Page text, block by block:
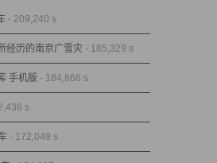
- 209,240 s
经历的南京广雪灾 - 185,329 s
手机版 - 184,866 s
s
- 172,049 s